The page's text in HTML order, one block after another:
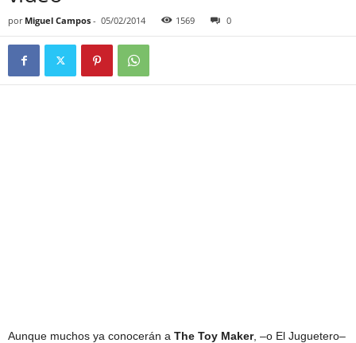
por Miguel Campos - 05/02/2014 1569 0
Aunque muchos ya conocerán a The Toy Maker, –o El Juguetero–